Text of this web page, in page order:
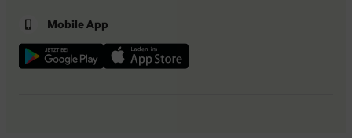
Mobile App